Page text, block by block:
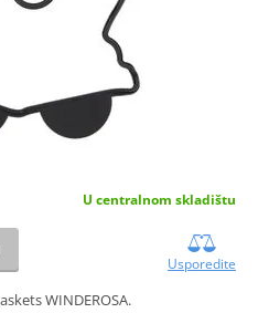
U centralnom skladištu
Usporedite
WINDEROSA.